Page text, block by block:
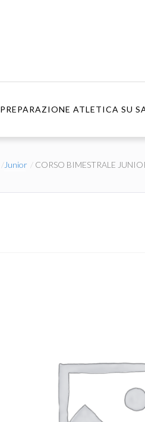
PREPARAZIONE ATLETICA SU
Junior CORSO BIMESTRALE